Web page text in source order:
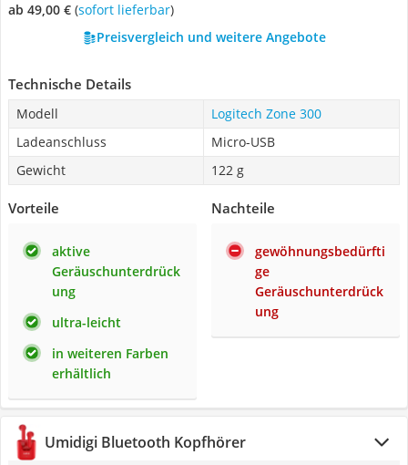
ab 49,00 € ( Sofort lieferbar)
Preisvergleich und weitere Angebote
Technische Details
Modell
Logitech Zone 300
Ladeanschluss
Micro-USB
Gewicht
122 g
Vorteile
aktive
Geräuschunterdrück
ung
ultra-leicht
in weiteren Farben
erhältlich
Nachteile
gewöhnungsbedürfti
ge
Geräuschunterdrück
ung
Umidigi Bluetooth Kopfhörer